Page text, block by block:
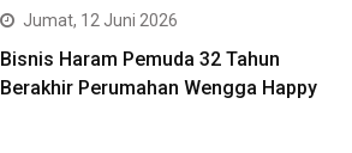
Jumat, 12 Juni 2026
Bisnis Haram Pemuda 32 Tahun
Berakhir Perumahan Wengga Happy